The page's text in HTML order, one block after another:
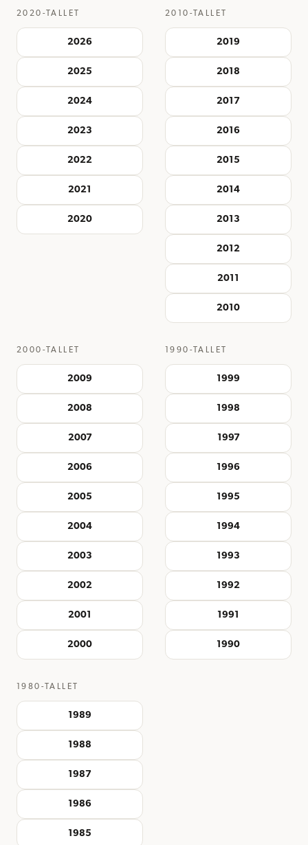
2020-TALLET
2026
2025
2024
2023
2022
2021
2020
2010-TALLET
2019
2018
2017
2016
2015
2014
2013
2012
2011
2010
2000-TALLET
2009
2008
2007
2006
2005
2004
2003
2002
2001
2000
1990-TALLET
1999
1998
1997
1996
1995
1994
1993
1992
1991
1990
1980-TALLET
1989
1988
1987
1986
1985